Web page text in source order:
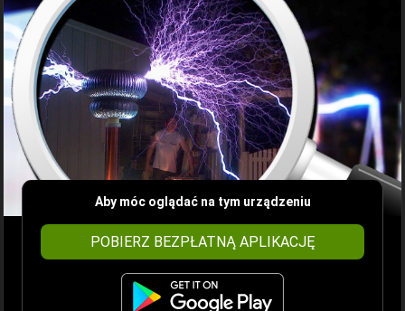
Aby móc oglądać na tym urządzeniu
POBIERZ BEZPŁATNĄ APLIKACJĘ